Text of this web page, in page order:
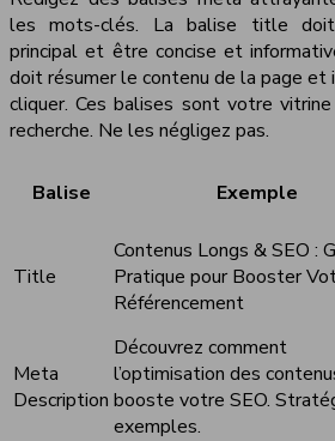
les mots-clés. La balise title
principal et être concise et
doit résumer le contenu de la page
cliquer. Ces balises sont votre
recherche. Ne les négligez pas.
Balise Exemple
Title
Contenus Longs & SEO :
Pratique pour Booster
Référencement
Meta
Description
Découvrez comment
l’optimisation des
booste votre SEO.
exemples.